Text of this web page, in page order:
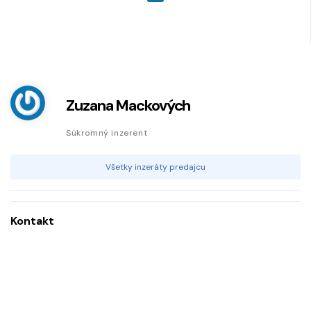
Zuzana Mackových
Súkromný inzerent
Všetky inzeráty predajcu
Kontakt